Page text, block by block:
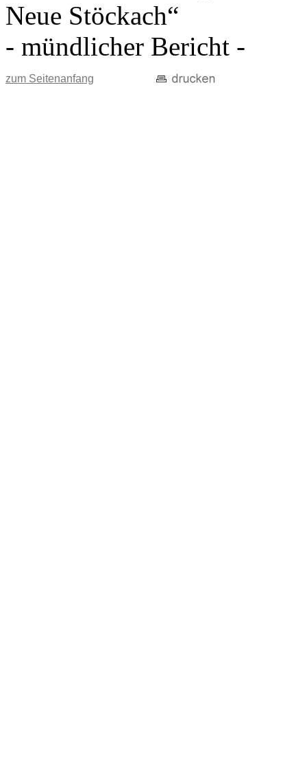
Neue Stöckach“
- mündlicher Bericht -
zum Seitenanfang